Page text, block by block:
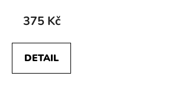
375 Kč
DETAIL